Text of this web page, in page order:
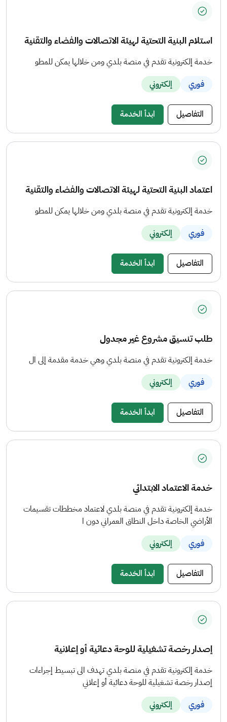
استلام البنية التحتية لهيئة الاتصالات والفضاء والتقنية
خدمة إلكترونية تقدم في منصة بلدي ومن خلالها يمكن للمطو
فوري
إلكتروني
التفاصيل ابدأ الخدمة
اعتماد البنية التحتية لهيئة الاتصالات والفضاء والتقنية
خدمة إلكترونية تقدم في منصة بلدي ومن خلالها يمكن للمطو
فوري
إلكتروني
التفاصيل ابدأ الخدمة
طلب تنسيق مشروع غير مجدول
خدمة إلكترونية تقدم في منصة بلدي وهي خدمة مقدمة إلى ال
فوري
إلكتروني
التفاصيل ابدأ الخدمة
خدمة الاعتماد الابتدائي
خدمة إلكترونية تقدم في منصة بلدي لاعتماد مخططات تقسيمات
الأراضي الخاصة داخل النطاق العمراني دون ا
فوري
إلكتروني
التفاصيل ابدأ الخدمة
إصدار رخصة تشغيلية للوحة دعائية أو إعلانية
خدمة إلكترونية تقدم في منصة بلدي تهدف الى تبسيط إجراءات
إصدار رخصة تشغيلية للوحة دعائية أو إعلاني
فوري
إلكتروني